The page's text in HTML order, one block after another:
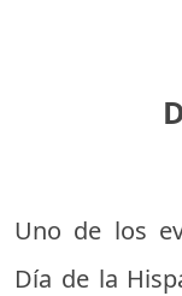
Uno de los
Día de la